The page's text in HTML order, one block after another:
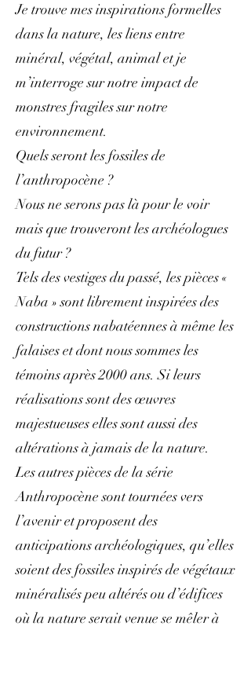
Je trouve mes inspirations formelles
dans la nature, les liens entre
minéral, végétal, animal et je
m’interroge sur notre impact de
monstres fragiles sur notre
environnement.
Quels seront les fossiles de
l’anthropocène ?
Nous ne serons pas là pour le voir
mais que trouveront les archéologues
du futur ?
Tels des vestiges du passé, les pièces «
Naba » sont librement inspirées des
constructions nabatéennes à même les
falaises et dont nous sommes les
témoins après 2000 ans. Si leurs
réalisations sont des œuvres
majestueuses elles sont aussi des
altérations à jamais de la nature.
Les autres pièces de la série
Anthropocène sont tournées vers
l’avenir et proposent des
anticipations archéologiques, qu’elles
soient des fossiles inspirés de végétaux
minéralisés peu altérés ou d’édifices
où la nature serait venue se mêler à